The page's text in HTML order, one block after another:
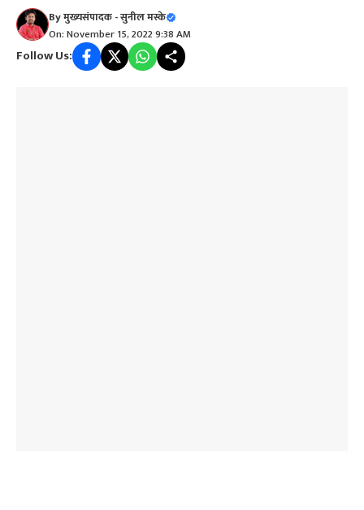
Byमुख्यसंपादक - सुनील मस्के
On: November 15, 2022 9:38 AM
Follow Us: